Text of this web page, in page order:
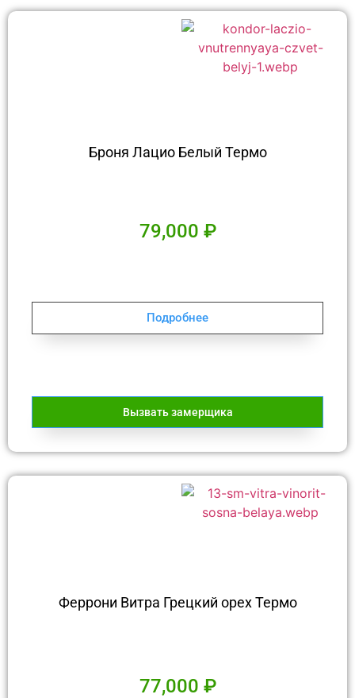
Броня Лацио Белый Термо
79,000 ₽
Подробнее
Вызвать замерщика
Феррони Витра Грецкий орех Термо
77,000 ₽